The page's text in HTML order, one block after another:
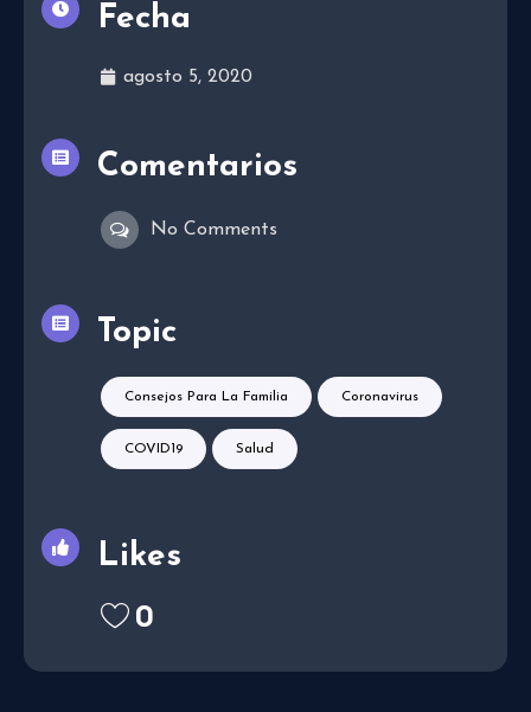
Fecha
agosto 5, 2020
Comentarios
No Comments
Topic
Consejos Para La Familia Coronavirus
COVID19 Salud
Likes
0